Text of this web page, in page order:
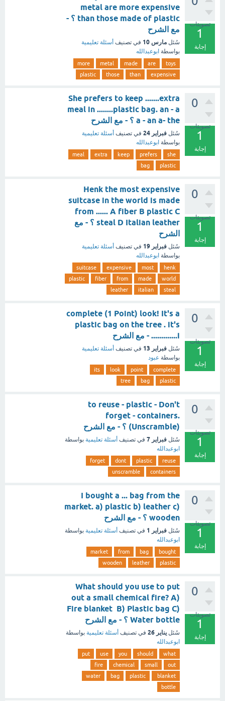
تصويتات
1
إجابة
metal are more expensive
than those made of plastic ؟ -
مع الشرح
سُئل مارس 10 في تصنيف أسئلة تعليمية
بواسطة ابوعبدالله
toys
are
made
metal
more
expensive
than
those
plastic
0
تصويتات
1
إجابة
She prefers to keep .......extra
meal in ........plastic bag. an - a
a - an a- the ؟ - مع الشرح
سُئل فبراير 24 في تصنيف أسئلة تعليمية
بواسطة ابوعبدالله
she
prefers
keep
extra
meal
plastic
bag
0
تصويتات
1
إجابة
Henk the most expensive
suitcase in the world is made
from ...... A fiber B plastic C
steal D Italian leather ؟ - مع
الشرح
سُئل فبراير 19 في تصنيف أسئلة تعليمية
بواسطة ابوعبدالله
henk
most
expensive
suitcase
world
made
from
fiber
plastic
steal
italian
leather
0
تصويتات
1
إجابة
complete (1 Point) look! It's a
plastic bag on the tree . it's
.............i - مع الشرح
سُئل فبراير 13 في تصنيف أسئلة تعليمية
بواسطة عبود
complete
point
look
its
plastic
bag
tree
0
تصويتات
1
إجابة
to reuse - plastic - Don't
forget - containers.
(Unscramble) ؟ - مع الشرح
سُئل فبراير 7 في تصنيف أسئلة تعليمية بواسطة
ابوعبدالله
reuse
plastic
dont
forget
containers
unscramble
0
تصويتات
1
إجابة
I bought a ... bag from the
market. a) plastic b) leather c)
wooden ؟ - مع الشرح
سُئل فبراير 1 في تصنيف أسئلة تعليمية بواسطة
ابوعبدالله
bought
bag
from
market
plastic
leather
wooden
0
تصويتات
1
إجابة
What should you use to put
out a small chemical fire? A)
Fire blanket B) Plastic bag C)
Water bottle ؟ - مع الشرح
سُئل يناير 26 في تصنيف أسئلة تعليمية بواسطة
ابوعبدالله
what
should
you
use
put
out
small
chemical
fire
blanket
plastic
bag
water
bottle